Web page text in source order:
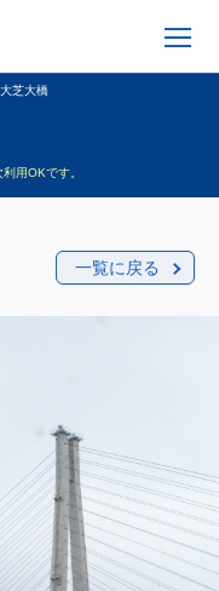
大芝大橋
用OKです。
一覧に戻る